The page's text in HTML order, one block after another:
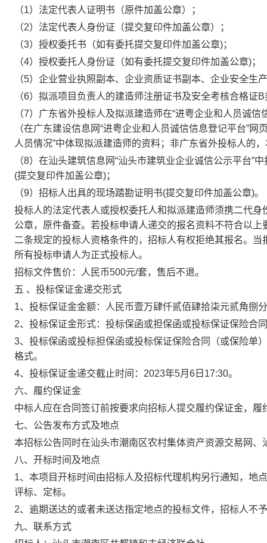
（1）法定代表人证明书（原件加盖公章）；
（2）法定代表人身份证（提交复印件加盖公章）；
（3）授权委托书 （如有委托提交复印件加盖公章)；
（4） 授权委托人身份证（如有委托提交复印件加盖公章)；
（5） 企业营业执照副本、企业资质证书副本、企业安全生
（6） 拟派项目负责人的建造师注册证书及安全考核合格证
（7） 广东省外投标人及拟派建造师在“进粤企业和人员诚信
（在广东建设信息网“进粤企业和人员诚信信息登记平台”
人员情况”中体现拟派建造师的资料；非广东省外投标人的
（8） 在汕头建筑信息网“汕头市建筑业企业诚信公示平台”
(提交复印件加盖公章)；
（9） 招标人出具的现场踏勘证明书(提交复印件加盖公章)。
投标人的法定代表人或授权委托人和拟派建造师须携二代
公章，原件备查。若投标申请人递交的报名资料不符合以
二条规定的投标人资格条件的，招标人有权拒绝其报名。
所有投标申请人为正式投标人。
招标文件售价：人民币500元/套，售后不退。
五 、投标保证金递交形式
1、投标保证金金额：人民币壹万肆仟贰佰肆拾柒元贰角捌分
2、投标保证金形式：投标保函或担保函或投标保证保险合
3、投标保函或投标担保函或投标保证保险合同（或保险单
格式。
4、投标保证金递交截止时间： 2023年5月 6 日 17:30。
六、履约保证金
中标人应在合同签订前按要求向招标人提交履约保证金，履
七、公告发布方式及地点
本招标公告同时在汕头市潮南区农村集体资产资源交易网
八、开标时间及地点
1、本项目开标时间由招标人及招标代理机构另行通知，地
评标、定标。
2、逾期送达的或者未送达指定地点的投标文件，招标人不
九、联系方式